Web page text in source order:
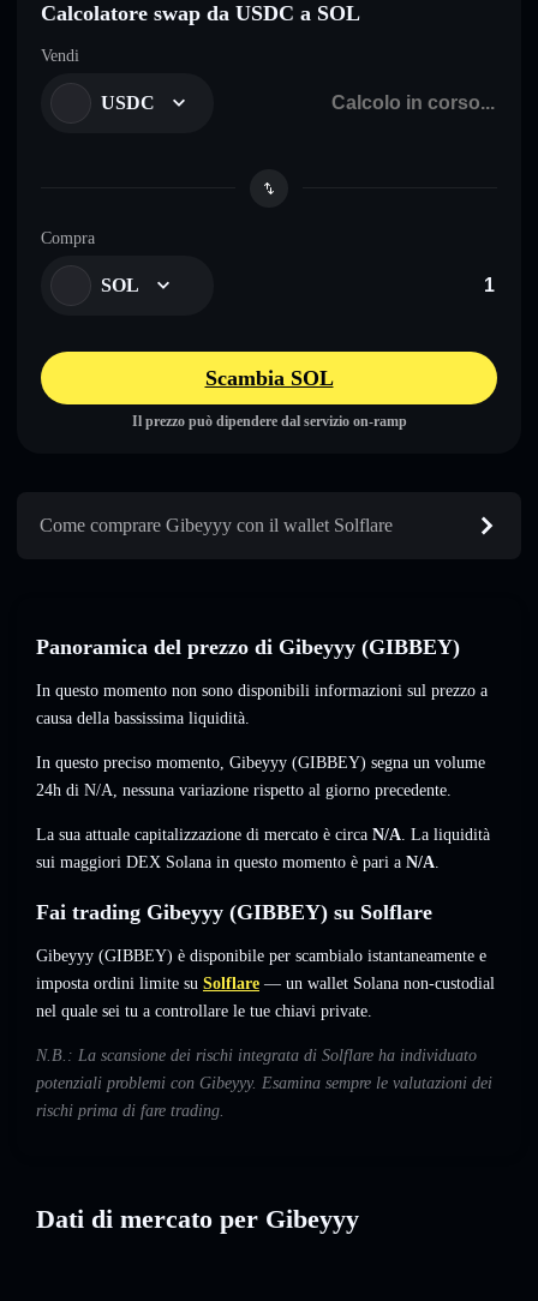
Calcolatore swap da USDC a SOL
Vendi
USDC
Compra
SOL
Scambia SOL
Il prezzo può dipendere dal servizio on-ramp
Come comprare Gibeyyy con il wallet Solflare
Panoramica del prezzo di Gibeyyy (GIBBEY)
In questo momento non sono disponibili informazioni sul prezzo a
causa della bassissima liquidità.
In questo preciso momento, Gibeyyy (GIBBEY) segna un volume
24h di N/A, nessuna variazione rispetto al giorno precedente.
La sua attuale capitalizzazione di mercato è circa N/A. La liquidità
sui maggiori DEX Solana in questo momento è pari a N/A.
Fai trading Gibeyyy (GIBBEY) su Solflare
Gibeyyy (GIBBEY) è disponibile per scambialo istantaneamente e
imposta ordini limite su Solflare — un wallet Solana non-custodial
nel quale sei tu a controllare le tue chiavi private.
N.B.: La scansione dei rischi integrata di Solflare ha individuato
potenziali problemi con Gibeyyy. Esamina sempre le valutazioni dei
rischi prima di fare trading.
Dati di mercato per Gibeyyy